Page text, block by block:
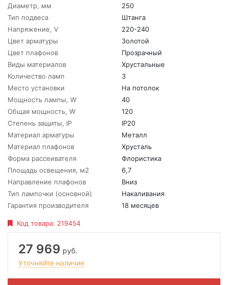
Диаметр, мм
250
Тип подвеса
Штанга
Напряжение, V
220-240
Цвет арматуры
Золотой
Цвет плафонов
Прозрачный
Виды материалов
Хрустальные
Количество ламп
3
Место установки
На потолок
Мощность лампы, W
40
Общая мощность, W
120
Степень защиты, IP
IP20
Материал арматуры
Металл
Материал плафонов
Хрусталь
Форма рассеивателя
Флористика
Площадь освещения, м2
6,7
Направление плафонов
Вниз
Тип лампочки (основной)
Накаливания
Гарантия производителя
18 месяцев
Код товара: 219454
27 969 руб.
Уточняйте наличие